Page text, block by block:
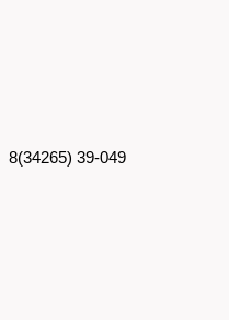
8(34265) 39-049